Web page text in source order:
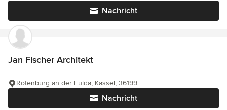
Nachricht
Jan Fischer Architekt
Nachricht
Rotenburg an der Fulda, Kassel, 36199